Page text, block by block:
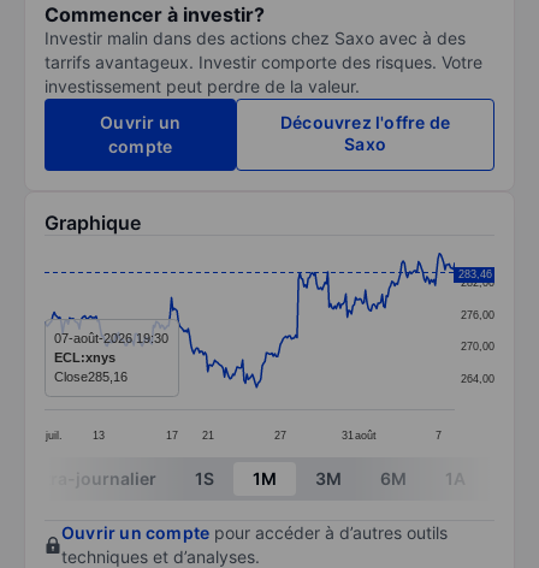
Commencer à investir?
Investir malin dans des actions chez Saxo avec à des
tarrifs avantageux. Investir comporte des risques. Votre
investissement peut perdre de la valeur.
Ouvrir un
compte
Découvrez l'offre de
Saxo
Graphique
Line chart with 295 data points.
The chart has 1 X axis displaying categories.
The chart has 1 Y axis displaying values. Data
juil. 13 17 21 27 31 août 7
264,00
270,00
276,00
282,00
283,46
07-août-2026 19:30
ECL:xnys
Close285,16
End of interactive chart.
Intra-journalier 1S 1M 3M 6M 1A
Ouvrir un compte pour accéder à d’autres outils
techniques et d’analyses.